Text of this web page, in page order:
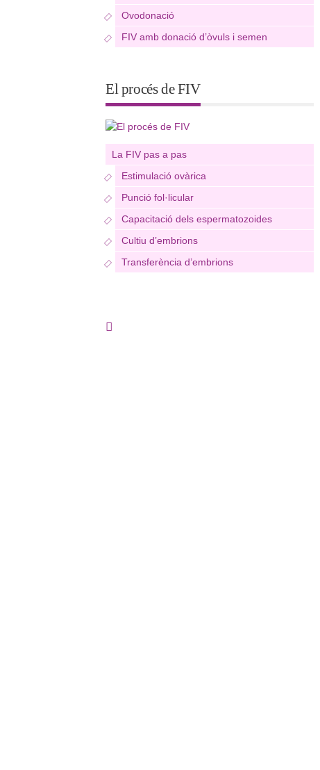
Ovodonació
FIV amb donació d’òvuls i semen
El procés de FIV
La FIV pas a pas
Estimulació ovàrica
Punció fol·licular
Capacitació dels espermatozoides
Cultiu d’embrions
Transferència d’embrions